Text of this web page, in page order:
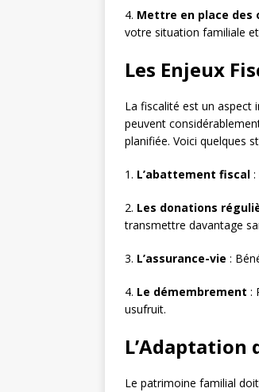
4. Mettre en place des
votre situation familiale
Les Enjeux
La fiscalité est un aspect
peuvent
planifiée. Voici quelques
1. L’abattement fiscal :
2. Les donations
transmettre davantage
3. L’assurance-vie :
4. Le démembrement :
usufruit.
Le patrimoine familial